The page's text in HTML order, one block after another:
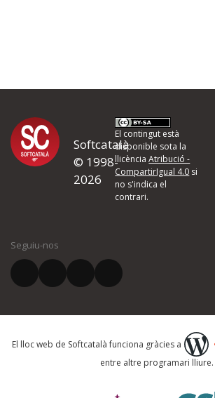
Softcatalà
© 1998-
2026
El contingut està
disponible sota la
llicènciaAtribució -
CompartirIgual 4.0 si
no s'indica el
contrari.
Seguiu-nos
El lloc web de Softcatalà funciona gràcies a
entre altre programari lliure.